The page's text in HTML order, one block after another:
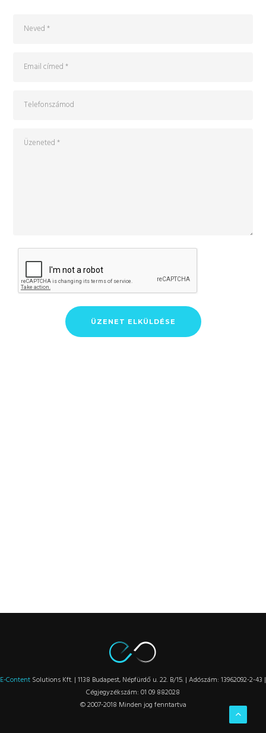
E-Content Solutions Kft. | 1138 Budapest, Népfürdő u. 22. B/15. | Adószám: 13962092-2-43 |
Cégjegyzékszám: 01 09 882028
© 2007-2018 Minden jog fenntartva